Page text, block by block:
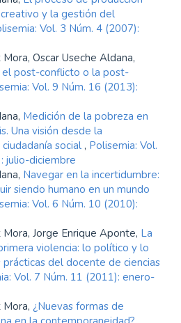
y la gestión del
Vol. 3 Núm. 4 (2007):
Oscar Useche Aldana,
el post-conflicto o la post-
Vol. 9 Núm. 16 (2013):
Medición de la pobreza en
Una visión desde la
social , Polisemia: Vol.
julio-diciembre
Navegar en la incertidumbre:
siendo humano en un mundo
Vol. 6 Núm. 10 (2010):
Jorge Enrique Aponte, La
violencia: lo político y lo
del docente de ciencias
Vol. 7 Núm. 11 (2011): enero-
¿Nuevas formas de